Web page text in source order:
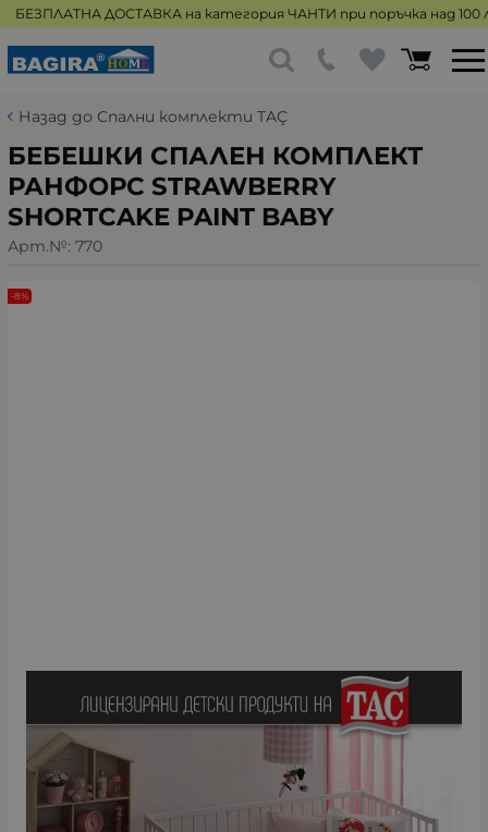
БЕЗПЛАТНА ДОСТАВКА на категория ЧАНТИ при поръчка над 100
Назад до Спални комплекти TAÇ
БЕБЕШКИ СПАЛЕН КОМПЛЕКТ
РАНФОРС STRAWBERRY
SHORTCAKE PAINT BABY
Арт.№: 770
-8%